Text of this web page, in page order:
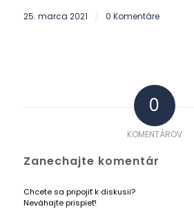
25. marca 2021 / 0 Komentáre
0
KOMENTÁROV
Zanechajte komentár
Chcete sa pripojiť k diskusii?
Neváhajte prispieť!